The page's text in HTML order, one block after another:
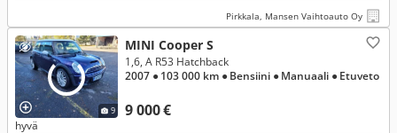
Pirkkala, Mansen Vaihtoauto Oy
9
MINI Cooper S
9 000 €
1,6, A R53 Hatchback
2007 ● 103 000 km ● Bensiini ● Manuaali ● Etuveto
hyvä